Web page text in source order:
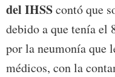
del IHSScontó que
debido a que tenía el
por la neumonía que
médicos, con la